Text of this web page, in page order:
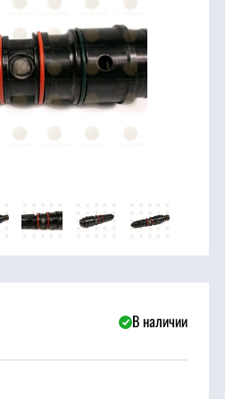
В наличии